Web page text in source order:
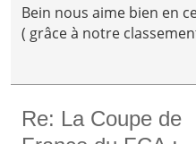
Bein nous aime bien en
( grâce à notre
Re: La Coupe de